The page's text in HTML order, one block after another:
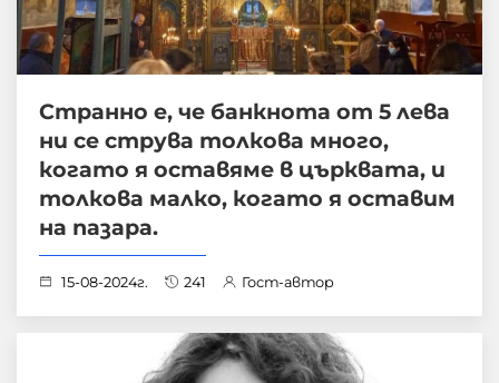
Странно е, че банкнота от 5 лева
ни се струва толкова много,
когато я оставяме в църквата, и
толкова малко, когато я оставим
на пазара.
15-08-2024г. 241 Гост-автор